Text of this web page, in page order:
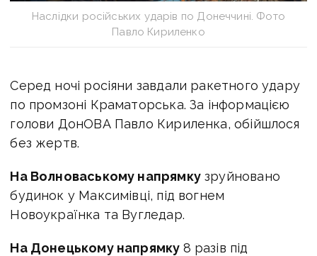
Наслідки російських ударів по Донеччині. Фото
Павло Кириленко
Серед ночі росіяни завдали ракетного удару
по промзоні Краматорська. За інформацією
голови ДонОВА Павло Кириленка, обійшлося
без жертв.
На Волноваському напрямкузруйновано
будинок у Максимівці, під вогнем
Новоукраїнка та Вугледар.
На Донецькому напрямку 8 разів під